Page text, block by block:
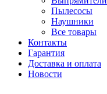
Пылесосы
Наушники
Все товары
Контакты
Гарантия
Доставка и оплата
Новости